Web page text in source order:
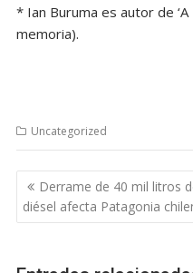
* Ian Buruma es autor de
memoria).
Uncategorized
Navegación
de
entradas
Derrame de 40 mil litros
diésel afecta Patagonia